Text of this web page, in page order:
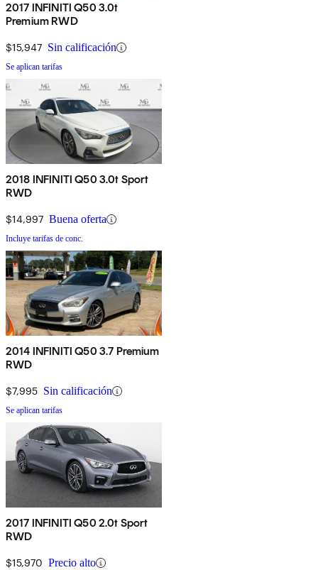
2017 INFINITI Q50 3.0t
Premium RWD
$15,947 Sin calificación
Se aplican tarifas
2018 INFINITI Q50 3.0t Sport
RWD
$14,997 Buena oferta
Incluye tarifas de conc.
2014 INFINITI Q50 3.7 Premium
RWD
$7,995 Sin calificación
Se aplican tarifas
2017 INFINITI Q50 2.0t Sport
RWD
$15,970 Precio alto